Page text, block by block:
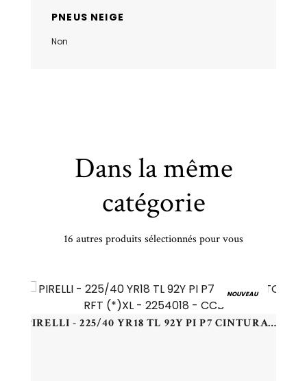
PNEUS NEIGE
Non
Dans la même
catégorie
16 autres produits sélectionnés pour vous
NOUVEAU
PIRELLI - 225/40 YR18 TL 92Y PI P7 CINTURATO RFT (*)XL - 2254018 - CCB